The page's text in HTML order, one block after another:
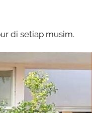
di setiap musim.